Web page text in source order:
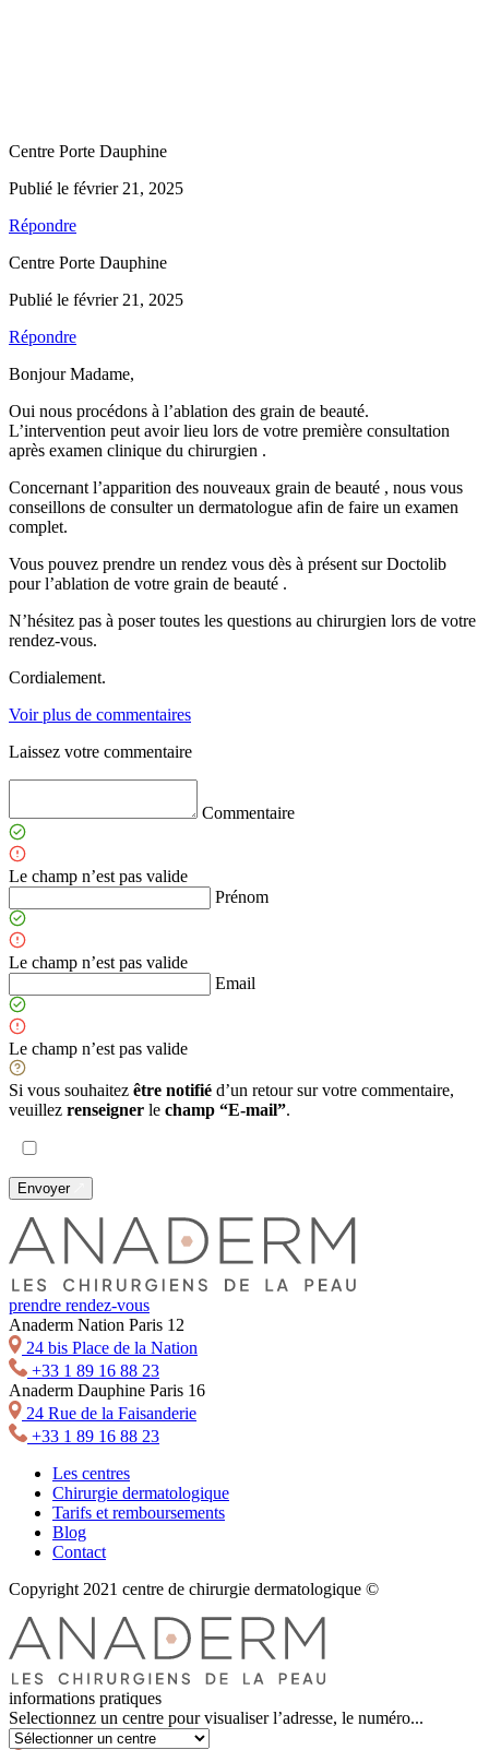
Centre Porte Dauphine
Publié le février 21, 2025
Répondre
Centre Porte Dauphine
Publié le février 21, 2025
Répondre
Bonjour Madame,
Oui nous procédons à l’ablation des grain de beauté.
L’intervention peut avoir lieu lors de votre première consultation
après examen clinique du chirurgien .
Concernant l’apparition des nouveaux grain de beauté , nous vous
conseillons de consulter un dermatologue afin de faire un examen
complet.
Vous pouvez prendre un rendez vous dès à présent sur Doctolib
pour l’ablation de votre grain de beauté .
N’hésitez pas à poser toutes les questions au chirurgien lors de votre
rendez-vous.
Cordialement.
Voir plus de commentaires
Laissez votre commentaire
Commentaire
Le champ n’est pas valide
Prénom
Le champ n’est pas valide
Email
Le champ n’est pas valide
Si vous souhaitez être notifié d’un retour sur votre commentaire,
veuillez renseigner le champ “E-mail”.
Envoyer
prendre rendez-vous
Anaderm Nation Paris 12
24 bis Place de la Nation
+33 1 89 16 88 23
Anaderm Dauphine Paris 16
24 Rue de la Faisanderie
+33 1 89 16 88 23
Les centres
Chirurgie dermatologique
Tarifs et remboursements
Blog
Contact
Copyright 2021 centre de chirurgie dermatologique ©
informations pratiques
Selectionnez un centre pour visualiser l’adresse, le numéro...